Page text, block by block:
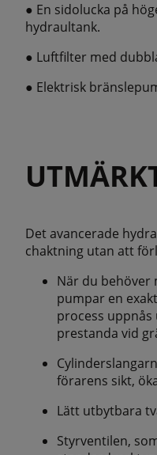
● En sidolucka på
hydraultank.
● Luftfilter med
● Elektrisk
Det avancerade
chaktning utan att
När du behöver
pumpar en
process
prestanda vid
förarens sikt,
Lätt utbytbara
Styrventilen,